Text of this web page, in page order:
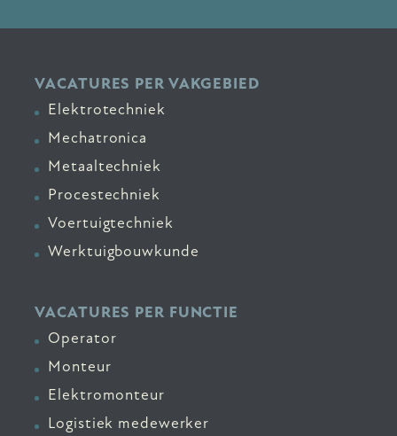
VACATURES PER VAKGEBIED
Elektrotechniek
Mechatronica
Metaaltechniek
Procestechniek
Voertuigtechniek
Werktuigbouwkunde
VACATURES PER FUNCTIE
Operator
Monteur
Elektromonteur
Logistiek medewerker